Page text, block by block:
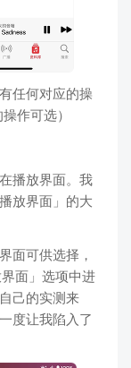
任何对应的操
作可选）
播放界面。我
放界面」的大
面可供选择，
面」选项中进
己的实测来
度让我陷入了